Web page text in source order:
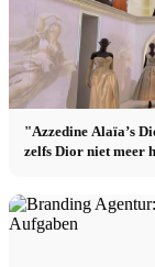
"Azzedine Alaïa’s
zelfs Dior niet meer